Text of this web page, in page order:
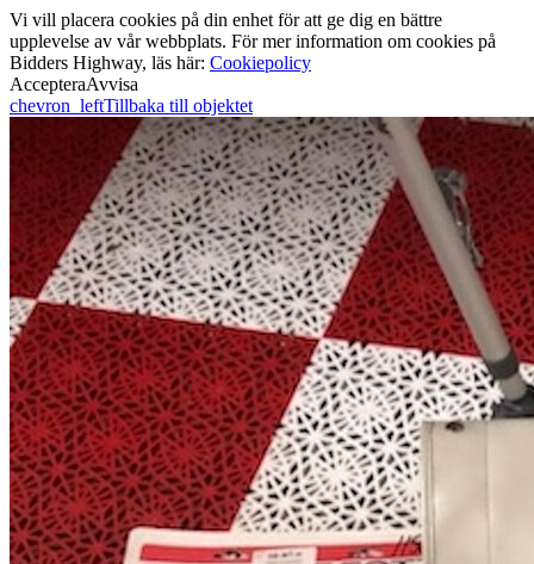
Vi vill placera cookies på din enhet för att ge dig en bättre
upplevelse av vår webbplats. För mer information om cookies på
Bidders Highway, läs här: Cookiepolicy
AccepteraAvvisa
chevron_leftTillbaka till objektet